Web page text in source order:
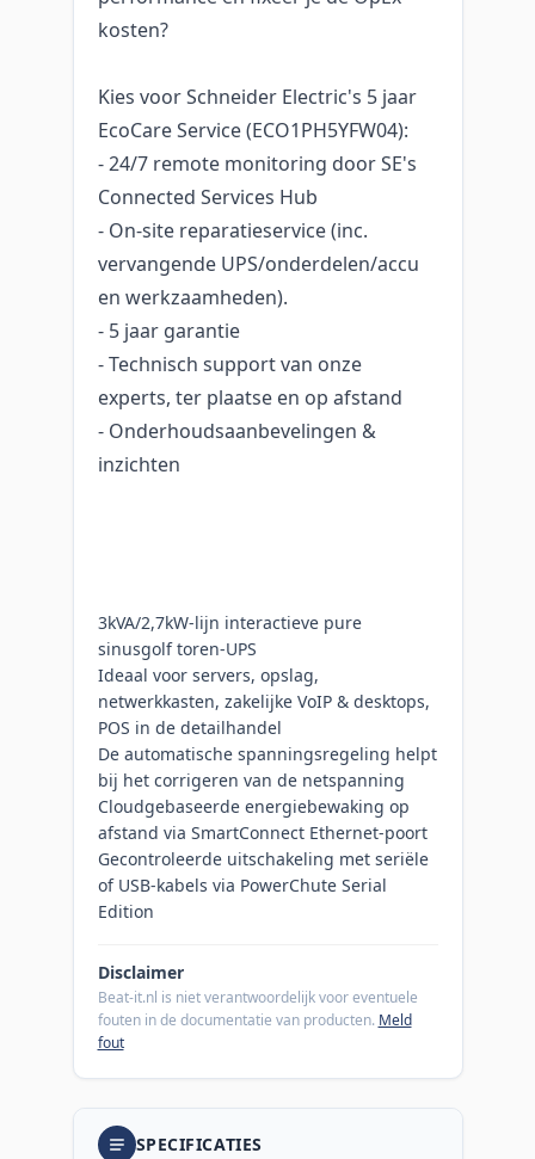
kosten?
Kies voor Schneider Electric's 5 jaar
EcoCare Service (ECO1PH5YFW04):
- 24/7 remote monitoring door SE's
Connected Services Hub
- On-site reparatieservice (inc.
vervangende UPS/onderdelen/accu
en werkzaamheden).
- 5 jaar garantie
- Technisch support van onze
experts, ter plaatse en op afstand
- Onderhoudsaanbevelingen &
inzichten
3kVA/2,7kW-lijn interactieve pure
sinusgolf toren-UPS
Ideaal voor servers, opslag,
netwerkkasten, zakelijke VoIP & desktops,
POS in de detailhandel
De automatische spanningsregeling helpt
bij het corrigeren van de netspanning
Cloudgebaseerde energiebewaking op
afstand via SmartConnect Ethernet-poort
Gecontroleerde uitschakeling met seriële
of USB-kabels via PowerChute Serial
Edition
Disclaimer
Beat-it.nl is niet verantwoordelijk voor eventuele
fouten in de documentatie van producten. Meld
fout
SPECIFICATIES